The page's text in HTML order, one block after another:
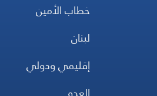
خطاب الأمين
لبنان
إقليمي ودولي